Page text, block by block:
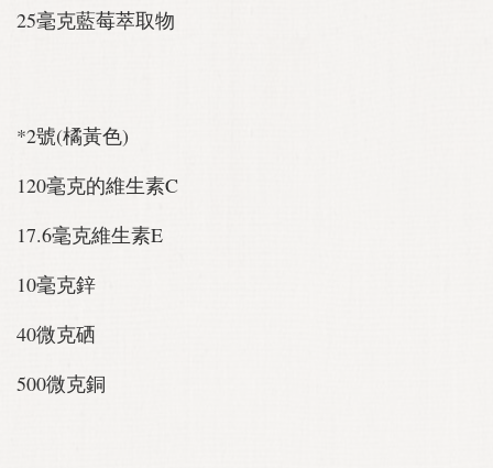
25毫克藍莓萃取物
*2號(橘黃色)
120毫克的維生素C
17.6毫克維生素E
10毫克鋅
40微克硒
500微克銅